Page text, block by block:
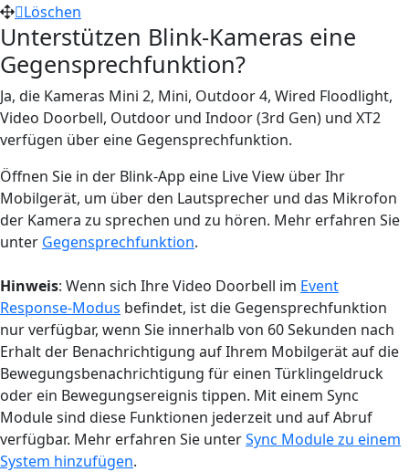
Löschen
Unterstützen Blink-Kameras eine
Gegensprechfunktion?
Ja, die Kameras Mini 2, Mini, Outdoor 4, Wired Floodlight,
Video Doorbell, Outdoor und Indoor (3rd Gen) und XT2
verfügen über eine Gegensprechfunktion.
Öffnen Sie in der Blink-App eine Live View über Ihr
Mobilgerät, um über den Lautsprecher und das Mikrofon
der Kamera zu sprechen und zu hören. Mehr erfahren Sie
unter Gegensprechfunktion.
Hinweis: Wenn sich Ihre Video Doorbell im Event
Response-Modus befindet, ist die Gegensprechfunktion
nur verfügbar, wenn Sie innerhalb von 60 Sekunden nach
Erhalt der Benachrichtigung auf Ihrem Mobilgerät auf die
Bewegungsbenachrichtigung für einen Türklingeldruck
oder ein Bewegungsereignis tippen. Mit einem Sync
Module sind diese Funktionen jederzeit und auf Abruf
verfügbar. Mehr erfahren Sie unterSync Module zu einem
System hinzufügen.